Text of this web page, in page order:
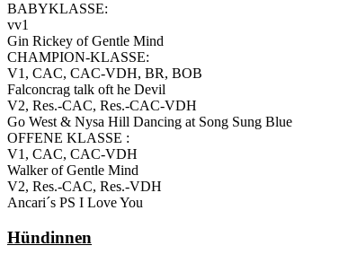
BABYKLASSE:
vv1
Gin Rickey of Gentle Mind
CHAMPION-KLASSE:
V1, CAC, CAC-VDH, BR, BOB
Falconcrag talk oft he Devil
V2, Res.-CAC, Res.-CAC-VDH
Go West & Nysa Hill Dancing at Song Sung Blue
OFFENE KLASSE :
V1, CAC, CAC-VDH
Walker of Gentle Mind
V2, Res.-CAC, Res.-VDH
Ancari´s PS I Love You
Hündinnen